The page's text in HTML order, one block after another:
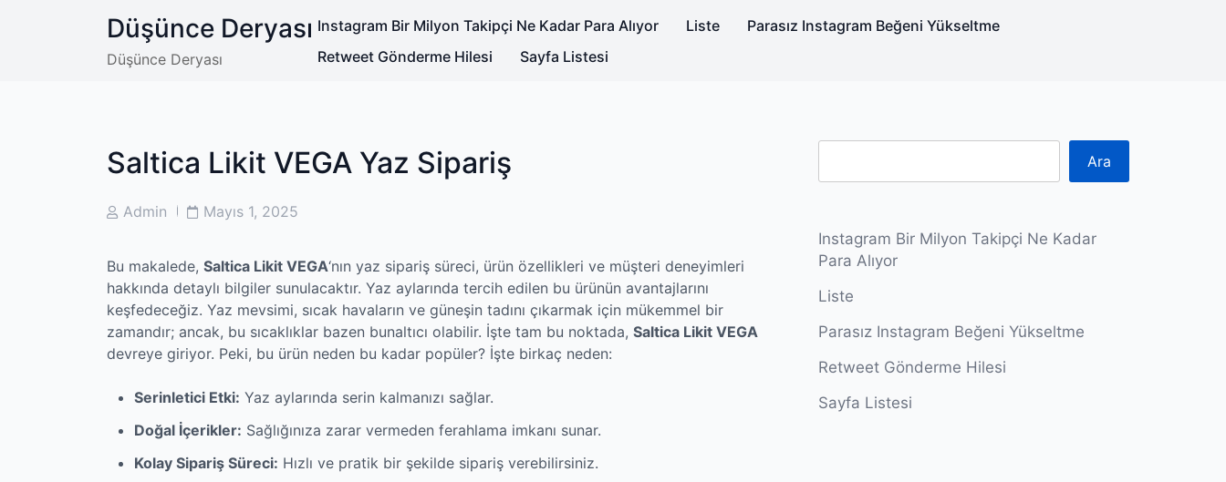
Düşünce Deryası
Düşünce Deryası
Instagram Bir Milyon Takipçi Ne Kadar Para Alıyor Liste
Parasız Instagram Beğeni Yükseltme
Retweet Gönderme Hilesi
Sayfa Listesi
Saltica Likit VEGA Yaz Sipariş
PostAdmin
PostMayıs 1, 2025
Bu makalede, Saltica Likit VEGA‘nın yaz sipariş süreci, ürün özellikleri ve müşteri deneyimleri
hakkında detaylı bilgiler sunulacaktır. Yaz aylarında tercih edilen bu ürünün avantajlarını
keşfedeceğiz. Yaz mevsimi, sıcak havaların ve güneşin tadını çıkarmak için mükemmel bir
zamandır; ancak, bu sıcaklıklar bazen bunaltıcı olabilir. İşte tam bu noktada, Saltica Likit VEGA
devreye giriyor. Peki, bu ürün neden bu kadar popüler? İşte birkaç neden:
Serinletici Etki: Yaz aylarında serin kalmanızı sağlar.
Doğal İçerikler: Sağlığınıza zarar vermeden ferahlama imkanı sunar.
Kolay Sipariş Süreci: Hızlı ve pratik bir şekilde sipariş verebilirsiniz.
Ara
Instagram Bir Milyon Takipçi Ne Kadar
Para Alıyor
Liste
Parasız Instagram Beğeni Yükseltme
Retweet Gönderme Hilesi
Sayfa Listesi